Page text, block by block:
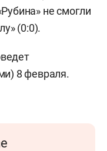
не смогли
(0:0).
8 февраля.